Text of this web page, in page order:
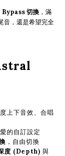
Bypass 切換 ，滿
音，還是希望完全
上下音效、合唱
的自訂設定
，自由切換
度 (Depth) 與